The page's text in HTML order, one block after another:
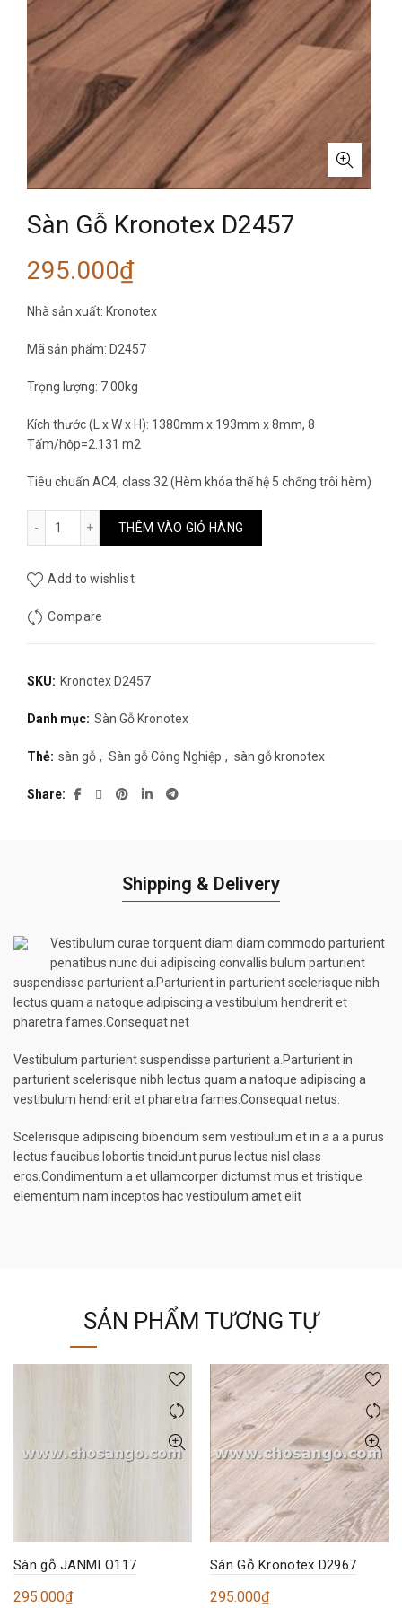
Sàn Gỗ Kronotex D2457
295.000₫
Nhà sản xuất: Kronotex
Mã sản phẩm: D2457
Trọng lượng: 7.00kg
Kích thước (L x W x H): 1380mm x 193mm x 8mm, 8
Tấm/hộp=2.131 m2
Tiêu chuẩn AC4, class 32 (Hèm khóa thế hệ 5 chống trôi hèm)
Sàn Gỗ Kronotex D2457 số lượng
THÊM VÀO GIỎ HÀNG
Add to wishlist
Compare
SKU: Kronotex D2457
Danh mục: Sàn Gỗ Kronotex
Thẻ: sàn gỗ , Sàn gỗ Công Nghiệp , sàn gỗ kronotex
Share
Shipping & Delivery
Vestibulum curae torquent diam diam commodo parturient
penatibus nunc dui adipiscing convallis bulum parturient
suspendisse parturient a.Parturient in parturient scelerisque nibh
lectus quam a natoque adipiscing a vestibulum hendrerit et
pharetra fames.Consequat net
Vestibulum parturient suspendisse parturient a.Parturient in
parturient scelerisque nibh lectus quam a natoque adipiscing a
vestibulum hendrerit et pharetra fames.Consequat netus.
Scelerisque adipiscing bibendum sem vestibulum et in a a a purus
lectus faucibus lobortis tincidunt purus lectus nisl class
eros.Condimentum a et ullamcorper dictumst mus et tristique
elementum nam inceptos hac vestibulum amet elit
SẢN PHẨM TƯƠNG TỰ
Sàn gỗ JANMI O117
295.000₫
Sàn Gỗ Kronotex D2967
295.000₫